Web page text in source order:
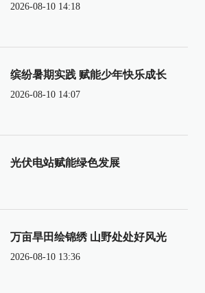
2026-08-10 14:18
缤纷暑期实践 赋能少年快乐成长
2026-08-10 14:07
光伏电站赋能绿色发展
万亩旱田绘锦绣 山野处处好风光
2026-08-10 13:36